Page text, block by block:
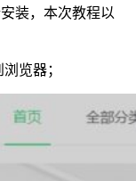
装，本次教程以
览器；